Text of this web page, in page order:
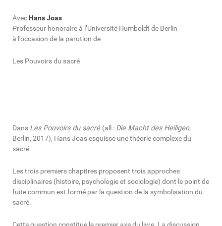
Avec Hans Joas
Professeur honoraire à l’Université Humboldt de Berlin
à l’occasion de la parution de
Les Pouvoirs du sacré
Dans Les Pouvoirs du sacré (all : Die Macht des Heiligen,
Berlin, 2017), Hans Joas esquisse une théorie complexe du
sacré.
Les trois premiers chapitres proposent trois approches
disciplinaires (histoire, psychologie et sociologie) dont le point de
fuite commun est formé par la question de la symbolisation du
sacré.